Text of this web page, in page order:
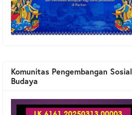
Komunitas Pengembangan Sosial
Budaya